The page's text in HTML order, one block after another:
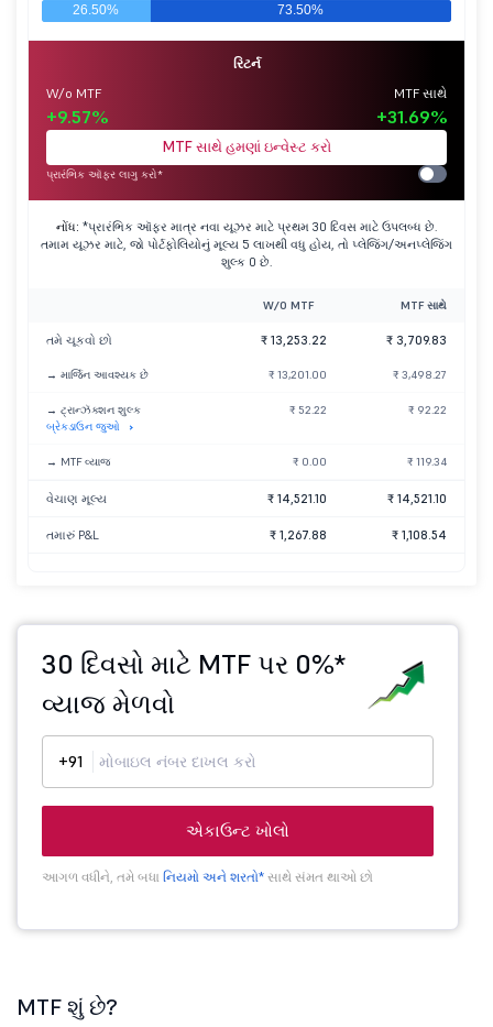
રિટર્ન
પ્રારંભિક ઑફર લાગુ કરો*
W/o MTF
+9.57%
MTF સાથે
+31.69%
MTF સાથે હમણાં ઇન્વેસ્ટ કરો
નોંધ: *પ્રારંભિક ઑફર માત્ર નવા યૂઝર માટે પ્રથમ 30 દિવસ માટે ઉપલબ્ધ છે.
તમામ યૂઝર માટે, જો પોર્ટફોલિયોનું મૂલ્ય 5 લાખથી વધુ હોય, તો પ્લેજિંગ/અનપ્લેજિંગ
શુલ્ક 0 છે.
W/O MTF MTF સાથે
તમે ચૂકવો છો ₹ 13,253.22 ₹ 3,709.83
→ માર્જિન આવશ્યક છે ₹ 13,201.00 ₹ 3,498.27
→ ટ્રાન્ઝૅક્શન શુલ્ક
બ્રેકડાઉન જુઓ
₹ 52.22 ₹ 92.22
→ MTF વ્યાજ ₹ 0.00 ₹ 119.34
વેચાણ મૂલ્ય ₹ 14,521.10 ₹ 14,521.10
તમારું P&L ₹ 1,267.88 ₹ 1,108.54
30 દિવસો માટે MTF પર 0%*
વ્યાજ મેળવો
+91
એકાઉન્ટ ખોલો
આગળ વધીને, તમે બધા નિયમો અને શરતો* સાથે સંમત થાઓ છો
MTF શું છે?